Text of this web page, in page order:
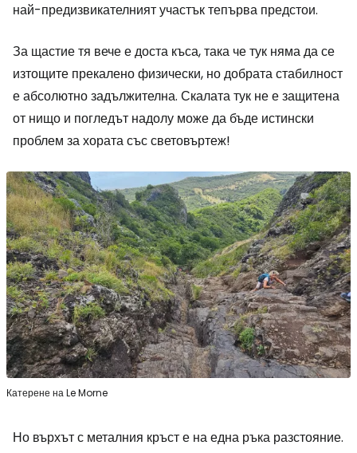
най-предизвикателният участък тепърва предстои.
За щастие тя вече е доста къса, така че тук няма да се
изтощите прекалено физически, но добрата стабилност
е абсолютно задължителна. Скалата тук не е защитена
от нищо и погледът надолу може да бъде истински
проблем за хората със световъртеж!
Катерене на Le Morne
Но върхът с металния кръст е на една ръка разстояние.